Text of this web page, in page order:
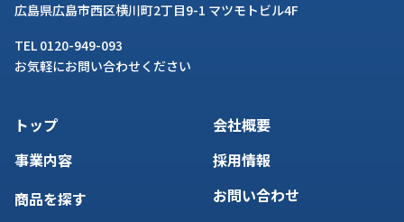
広島県広島市西区横川町2丁目9-1 マツモトビル4F
TEL 0120-949-093
お気軽にお問い合わせください
トップ
事業内容
商品を探す
会社概要
採用情報
お問い合わせ